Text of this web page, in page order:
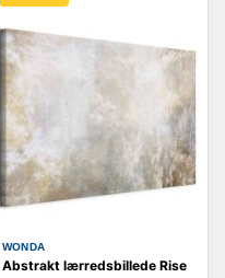
WONDA
Abstrakt lærredsbillede Rise